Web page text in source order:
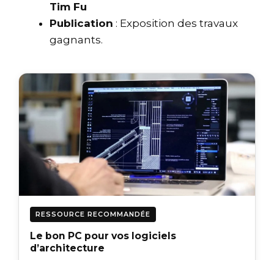
Tim Fu
Publication : Exposition des travaux
gagnants.
RESSOURCE RECOMMANDÉE
Le bon PC pour vos logiciels
d’architecture